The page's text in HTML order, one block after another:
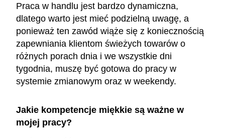
Praca w handlu jest bardzo dynamiczna,
dlatego warto jest mieć podzielną uwagę, a
ponieważ ten zawód wiąże się z koniecznością
zapewniania klientom świeżych towarów o
różnych porach dnia i we wszystkie dni
tygodnia, muszę być gotowa do pracy w
systemie zmianowym oraz w weekendy.
Jakie kompetencje miękkie są ważne w
mojej pracy?